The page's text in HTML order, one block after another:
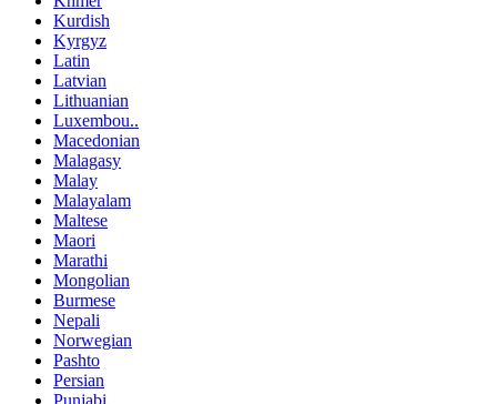
Kurdish
Kyrgyz
Latin
Latvian
Lithuanian
Luxembou..
Macedonian
Malagasy
Malay
Malayalam
Maltese
Maori
Marathi
Mongolian
Burmese
Nepali
Norwegian
Pashto
Persian